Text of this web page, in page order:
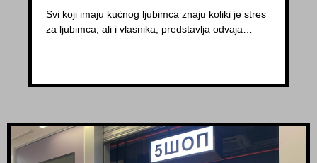
Svi koji imaju kućnog ljubimca znaju koliki je stres
za ljubimca, ali i vlasnika, predstavlja odvaja…